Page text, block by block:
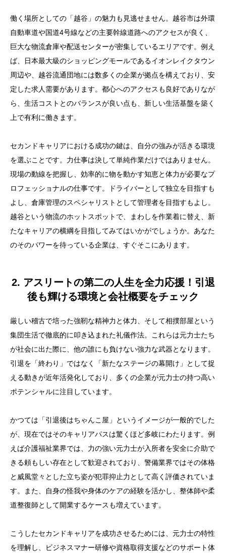
働く場所としての「越谷」の魅力も見逃せません。越谷市は外環
自動車道や国道4号線などの主要幹線道路へのアクセスが良く、
巨大な物流倉庫や配送センターが密集しているエリアです。例え
ば、日本最大級のショッピングモールであるイオンレイクタウン
周辺や、越谷流通団地には数多くの企業が拠点を構えており、安
定した求人需要があります。都心へのアクセスも良好でありなが
ら、生活コストとのバランスが良い点も、新しい生活基盤を築く
上で有利に働きます。
セカンドキャリアにおける成功の鍵は、自分の強みが活きる環境
を選ぶことです。力仕事は決して単純作業だけではありません。
現場の動線を把握し、効率的に物を動かす知恵と体力が必要なプ
ロフェッショナルの仕事です。ドライバーとして独立を目指すも
よし、倉庫管理のスペシャリストとして管理者を目指すもよし。
越谷という物流のホットスポットで、まわしを作業着に替え、新
たなキャリアの横綱を目指してみてはいかがでしょうか。あなた
のそのパワーを待っている企業は、すぐそこにあります。
2. アスリートの第二の人生を全力応援！引退
後も輝ける環境と会社概要をチェック
厳しい稽古で培った強靭な精神力と体力、そして相撲部屋という
集団生活で徹底的に叩き込まれた礼儀作法。これらは元力士たち
が社会に出た際に、他の誰にも負けない強力な武器となります。
引退を「終わり」ではなく「新たなステージの幕開け」として捉
える動きが近年活発化しており、多くの企業が元力士の持つ高い
ポテンシャルに注目しています。
かつては「引退後はちゃんこ屋」というイメージが一般的でした
が、現在ではそのキャリアパスは驚くほど多岐にわたります。例
えば介護福祉業界では、力の強い元力士が入所者を安全に介助で
きる頼もしい存在として歓迎されており、警備業界ではその体格
と威風堂々とした立ち姿が犯罪抑止力として高く評価されていま
す。また、自身の怪我や身体のケアの経験を活かし、整体師や柔
道整復師として開業するケースも増えています。
こうしたセカンドキャリアを成功させるためには、元力士の特性
を理解し、ビジネスマナー研修や資格取得支援などのサポート体